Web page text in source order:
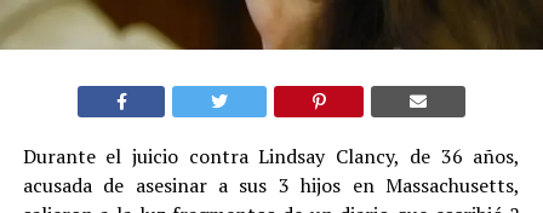
Durante el juicio contra Lindsay Clancy, de 36 años,
acusada de asesinar a sus 3 hijos en Massachusetts,